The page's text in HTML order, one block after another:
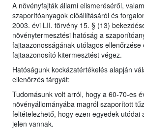
A növényfajták állami elismeréséről,
szaporítóanyagok előállításáról és
2003. évi LII. törvény 15. § (13)
növénytermesztési hatóság a
fajtaazonosságának utólagos ellenőrzése
fajtaazonosító kitermesztést végez.
Hatóságunk kockázatértékelés alapján
ellenőrzés tárgyát:
Tudomásunk volt arról, hogy a 60-70-es
növényállományába magról szaporított
feltételezhető, hogy ezen egyedek utódai
jelen vannak.